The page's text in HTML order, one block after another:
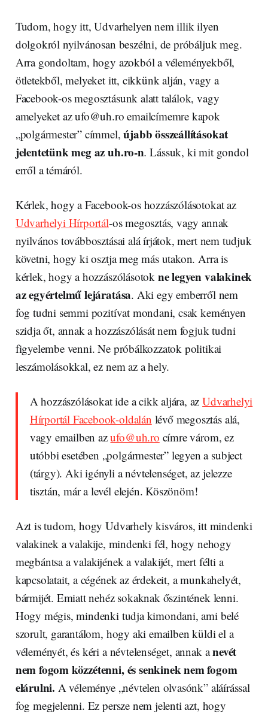
Tudom, hogy itt, Udvarhelyen nem illik ilyen
dolgokról nyilvánosan beszélni, de próbáljuk meg.
Arra gondoltam, hogy azokból a véleményekből,
ötletekből, melyeket itt, cikkünk alján, vagy a
Facebook-os megosztásunk alatt találok, vagy
amelyeket az ufo@uh.ro emailcímemre kapok
„polgármester” címmel,újabb összeállításokat
jelentetünk meg az uh.ro-n.Lássuk, ki mit gondol
erről a témáról.
Kérlek, hogy a Facebook-os hozzászólásotokat az
Udvarhelyi Hírportál-os megosztás, vagy annak
nyilvános továbbosztásai alá írjátok, mert nem tudjuk
követni, hogy ki osztja meg más utakon. Arra is
kérlek, hogy a hozzászólásotok ne legyen valakinek
az egyértelmű lejáratása. Aki egy emberről nem
fog tudni semmi pozitívat mondani, csak keményen
szidja őt, annak a hozzászólását nem fogjuk tudni
figyelembe venni. Ne próbálkozzatok politikai
leszámolásokkal, ez nem az a hely.
A hozzászólásokat ide a cikk aljára, azUdvarhelyi
Hírportál Facebook-oldalán lévő megosztás alá,
vagy emailben azufo@uh.ro címre várom, ez
utóbbi esetében „polgármester” legyen a subject
(tárgy). Aki igényli a névtelenséget, az jelezze
tisztán, már a levél elején. Köszönöm!
Azt is tudom, hogy Udvarhely kisváros, itt mindenki
valakinek a valakije, mindenki fél, hogy nehogy
megbántsa a valakijének a valakijét, mert félti a
kapcsolatait, a cégének az érdekeit, a munkahelyét,
bármijét. Emiatt nehéz sokaknak őszintének lenni.
Hogy mégis, mindenki tudja kimondani, ami belé
szorult, garantálom, hogy aki emailben küldi el a
véleményét, és kéri a névtelenséget, annak anevét
nem fogom közzétenni, és senkinek nem fogom
elárulni. A véleménye „névtelen olvasónk” aláírással
fog megjelenni. Ez persze nem jelenti azt, hogy